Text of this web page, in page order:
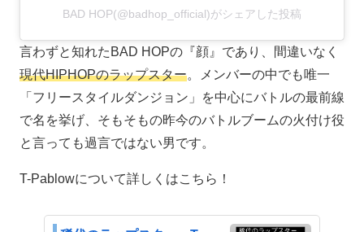
BAD HOP(@badhop_official)がシェアした投稿
言わずと知れたBAD HOPの『顔』であり、間違いなく
現代HIPHOPのラップスター。メンバーの中でも唯一
「フリースタイルダンジョン」を中心にバトルの最前線
で名を挙げ、そもそもの昨今のバトルブームの火付け役
と言っても過言ではない男です。
T-Pablowについて詳しくはこちら！